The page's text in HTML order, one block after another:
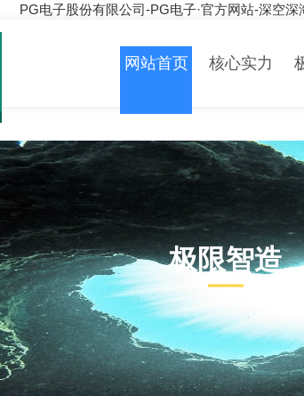
PG电子股份有限公司-PG电子·官方网站-深空
网站首页 核心实力
极限智造
PRODUCT